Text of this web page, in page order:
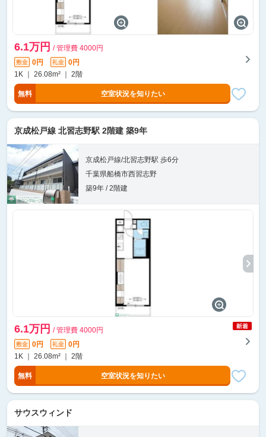
6.1万円 / 管理費 4000円
敷金 0円 礼金
0円
1K ｜ 26.08m² ｜ 2階
無料 空室状況を知りたい
京成松戸線 北習志野駅 2階建 築9年
京成松戸線/北習志野駅 歩6分
千葉県船橋市西習志野
築9年 / 2階建
6.1万円 / 管理費 4000円
敷金 0円 礼金
0円
1K ｜ 26.08m² ｜ 2階
無料 空室状況を知りたい
サウスウィンド